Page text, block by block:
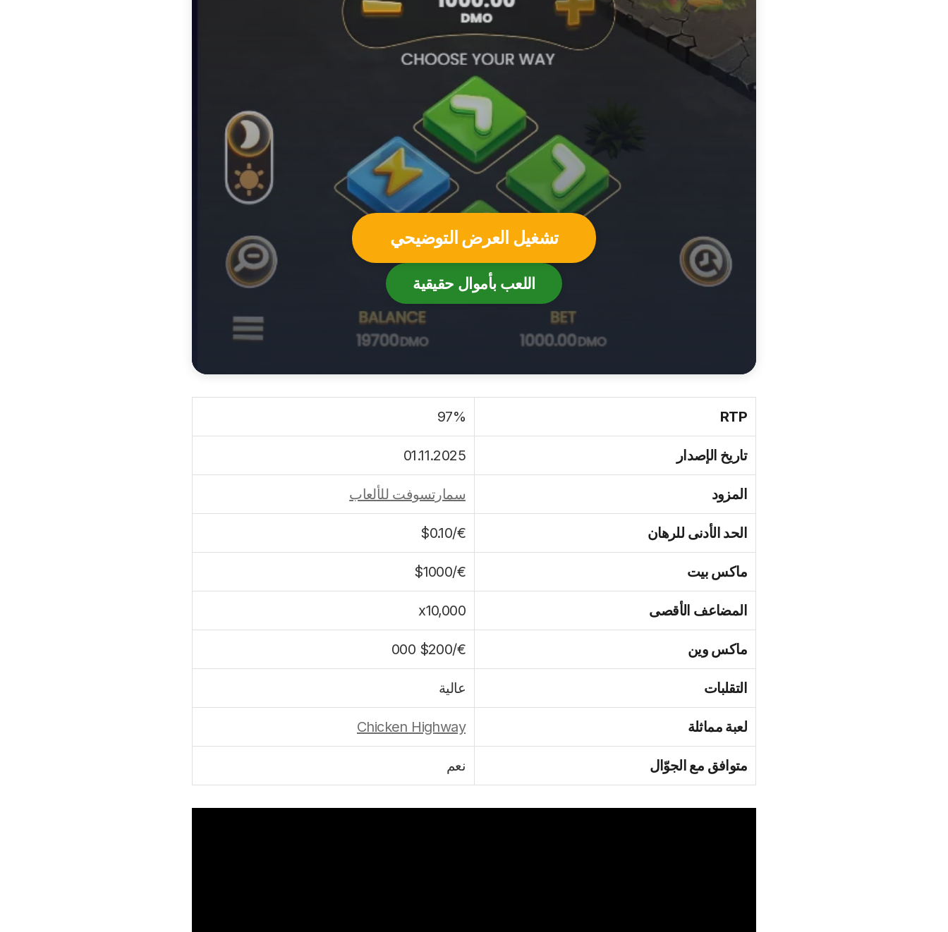
تشغيل العرض التوضيحي
اللعب بأموال حقيقية
RTP
97%
تاريخ الإصدار 01.11.2025
المزود سمارتسوفت للألعاب
الحد الأدنى للرهان €/$0.10
ماكس بيت €/$1000
المضاعف الأقصى x10,000
ماكس وين €/$200 000
التقلبات عالية
لعبة مماثلة Chicken Highway
متوافق مع الجوّال نعم